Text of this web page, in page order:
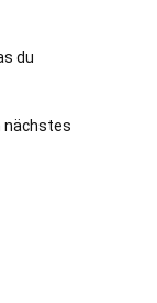
du
nächstes